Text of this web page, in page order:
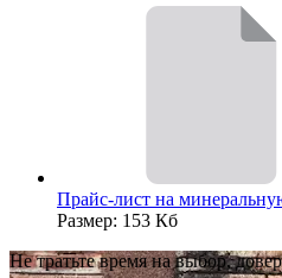
Прайс-лист на
Размер: 153 Кб
Не тратьте время на выбор,